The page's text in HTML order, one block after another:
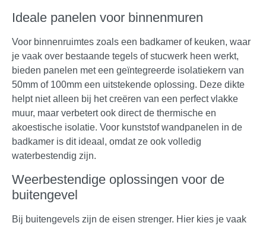
Ideale panelen voor binnenmuren
Voor binnenruimtes zoals een badkamer of keuken, waar
je vaak over bestaande tegels of stucwerk heen werkt,
bieden panelen met een geïntegreerde isolatiekern van
50mm of 100mm een uitstekende oplossing. Deze dikte
helpt niet alleen bij het creëren van een perfect vlakke
muur, maar verbetert ook direct de thermische en
akoestische isolatie. Voor kunststof wandpanelen in de
badkamer is dit ideaal, omdat ze ook volledig
waterbestendig zijn.
Weerbestendige oplossingen voor de
buitengevel
Bij buitengevels zijn de eisen strenger. Hier kies je vaak